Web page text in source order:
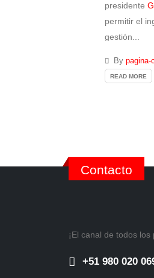
presidente
permitir el
gestión...
By pagina-
READ MORE
Contacto
¡El canal de todos los
+51 980 020